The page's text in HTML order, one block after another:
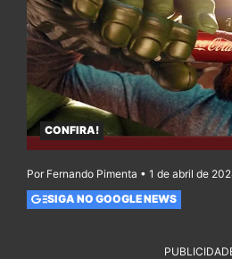
CONFIRA!
Por Fernando Pimenta • 1 de abril de
SIGA NO GOOGLE NEWS